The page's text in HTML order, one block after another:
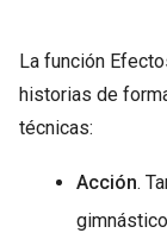
La función
historias de
técnicas:
Acción.